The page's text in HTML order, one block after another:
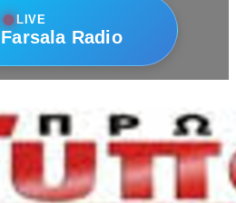
●LIVE
Farsala Radio